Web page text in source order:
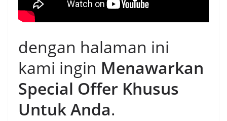
dengan halaman ini
kami ingin Menawarkan
Special Offer Khusus
Untuk Anda.